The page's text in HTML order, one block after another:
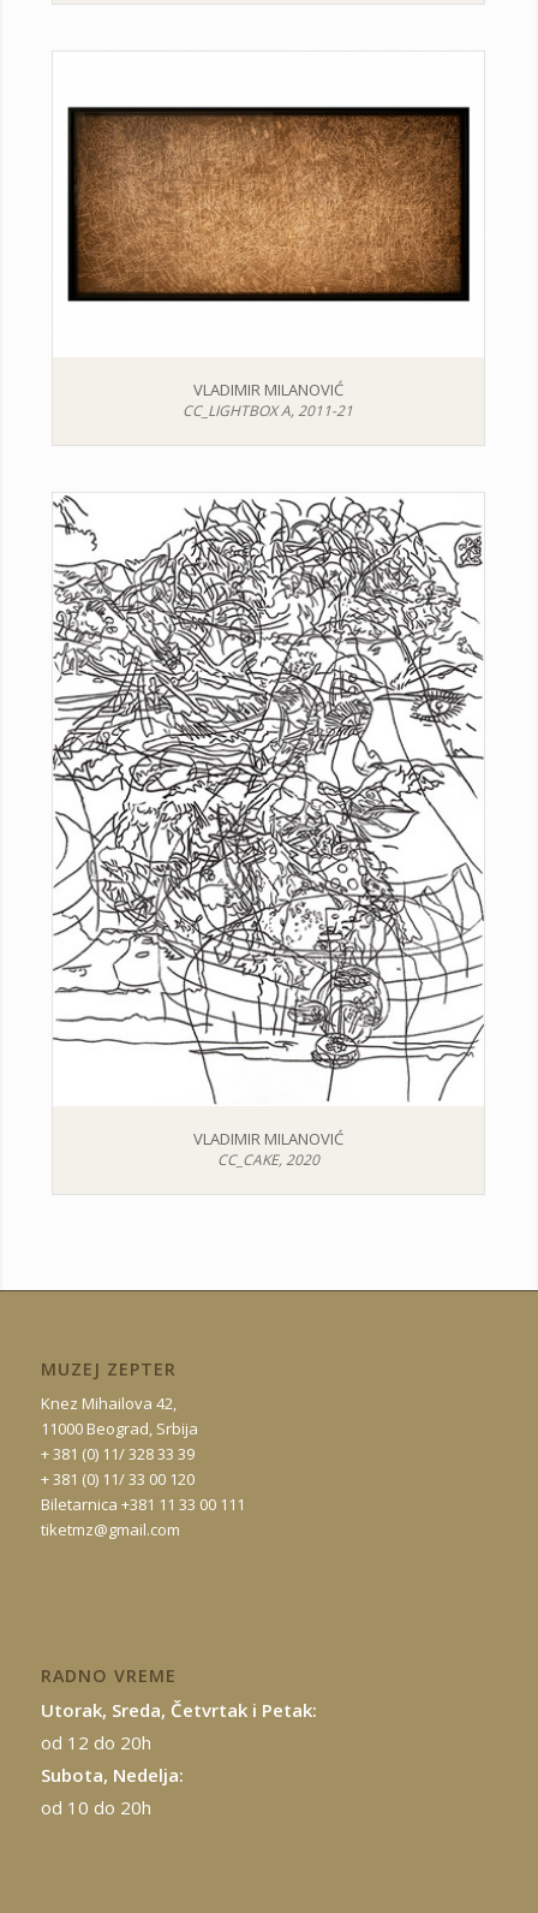
VLADIMIR MILANOVIĆ
CC_LIGHTBOX A, 2011-21
VLADIMIR MILANOVIĆ
CC_CAKE, 2020
MUZEJ ZEPTER
Knez Mihailova 42,
11000 Beograd, Srbija
+ 381 (0) 11/ 328 33 39
+ 381 (0) 11/ 33 00 120
Biletarnica +381 11 33 00 111
tiketmz@gmail.com
RADNO VREME
Utorak, Sreda, Četvrtak i Petak:
od 12 do 20h
Subota, Nedelja:
od 10 do 20h